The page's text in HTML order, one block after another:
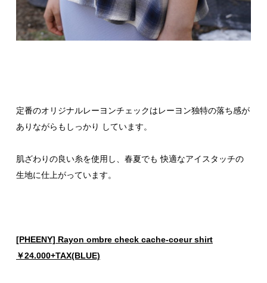
定番のオリジナルレーヨンチェックはレーヨン独特の落ち感が
ありながらもしっかり しています。
肌ざわりの良い糸を使用し、春夏でも 快適なアイスタッチの
生地に仕上がっています。
[PHEENY] Rayon ombre check cache-coeur shirt
￥24.000+TAX(BLUE)